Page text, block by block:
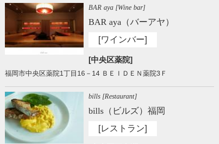
BAR aya [Wine bar]
BAR aya（バーアヤ）
[ワインバー]
[中央区薬院]
福岡市中央区薬院1丁目16－14 ＢＥＩＤＥＮ薬院3Ｆ
bills [Restaurant]
bills（ビルズ）福岡
[レストラン]